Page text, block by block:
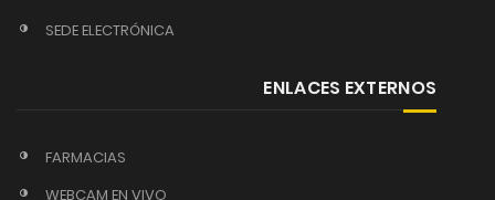
SEDE ELECTRÓNICA
ENLACES EXTERNOS
FARMACIAS
WEBCAM EN VIVO